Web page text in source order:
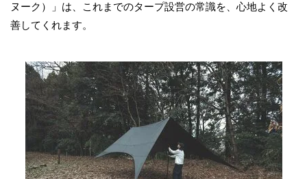
ヌーク）」は、これまでのタープ設営の常識を、心地よく改
善してくれます。